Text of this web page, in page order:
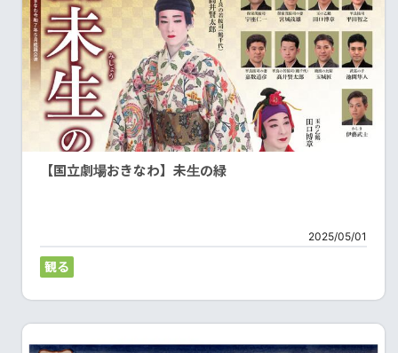
【国立劇場おきなわ】未生の緑
2025/05/01
観る